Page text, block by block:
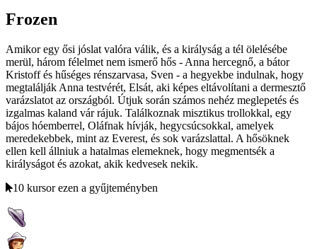
Frozen
Amikor egy ősi jóslat valóra válik, és a királyság a tél ölelésébe
merül, három félelmet nem ismerő hős - Anna hercegnő, a bátor
Kristoff és hűséges rénszarvasa, Sven - a hegyekbe indulnak, hogy
megtalálják Anna testvérét, Elsát, aki képes eltávolítani a dermesztő
varázslatot az országból. Útjuk során számos nehéz meglepetés és
izgalmas kaland vár rájuk. Találkoznak misztikus trollokkal, egy
bájos hóemberrel, Oláfnak hívják, hegycsúcsokkal, amelyek
meredekebbek, mint az Everest, és sok varázslattal. A hősöknek
ellen kell állniuk a hatalmas elemeknek, hogy megmentsék a
királyságot és azokat, akik kedvesek nekik.
10 kursor ezen a gyűjteményben